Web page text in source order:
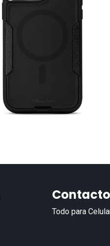
Todo para